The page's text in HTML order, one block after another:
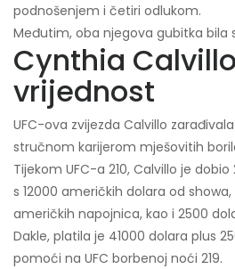
podnošenjem i četiri odlukom.
Međutim, oba njegova gubitka bila
Cynthia
vrijednost
UFC-ova zvijezda Calvillo
stručnom karijerom mješovitih
Tijekom UFC-a 210, Calvillo je
s 12000 američkih dolara od
američkih napojnica, kao i 2500
Dakle, platila je 41000 dolara plus
pomoći na UFC borbenoj noći 219.